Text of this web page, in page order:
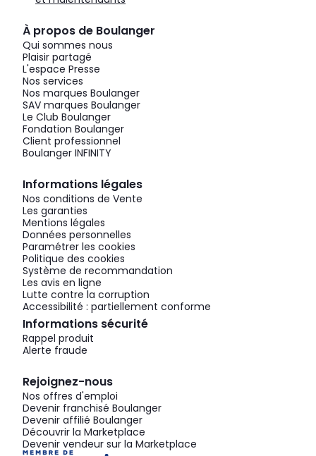
À propos de Boulanger
Qui sommes nous
Plaisir partagé
L'espace Presse
Nos services
Nos marques Boulanger
SAV marques Boulanger
Le Club Boulanger
Fondation Boulanger
Client professionnel
Boulanger INFINITY
Informations légales
Nos conditions de Vente
Les garanties
Mentions légales
Données personnelles
Paramétrer les cookies
Politique des cookies
Système de recommandation
Les avis en ligne
Lutte contre la corruption
Accessibilité : partiellement conforme
Informations sécurité
Rappel produit
Alerte fraude
Rejoignez-nous
Nos offres d'emploi
Devenir franchisé Boulanger
Devenir affilié Boulanger
Découvrir la Marketplace
Devenir vendeur sur la Marketplace